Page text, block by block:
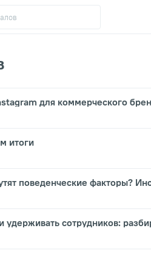
для коммерческого
итоги
поведенческие факторы?
удерживать сотрудников: